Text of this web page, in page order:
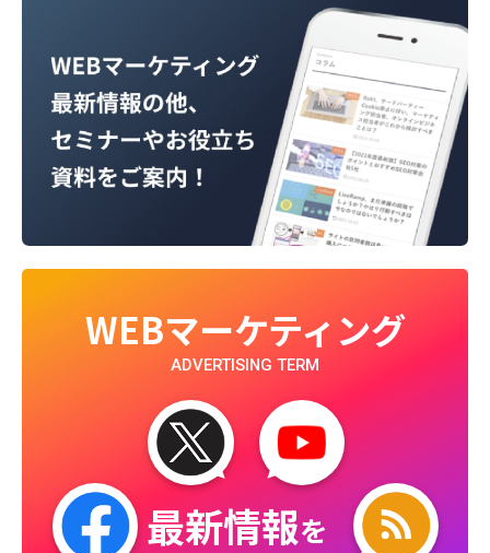
WEBマーケティング
ADVERTISING TERM
最新情報を